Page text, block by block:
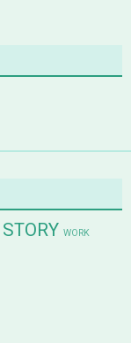
STORY WORK